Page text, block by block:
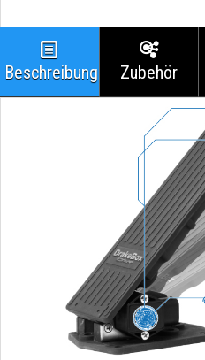
Beschreibung Zubehör